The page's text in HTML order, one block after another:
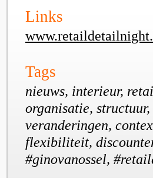
Links
Tags
nieuws, interieur,
organisatie,
veranderingen,
flexibiliteit,
#ginovanossel,